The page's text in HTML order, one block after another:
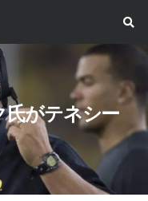
氏がテネシー